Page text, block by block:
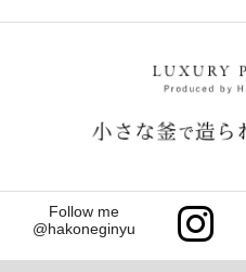
Follow me
@hakoneginyu